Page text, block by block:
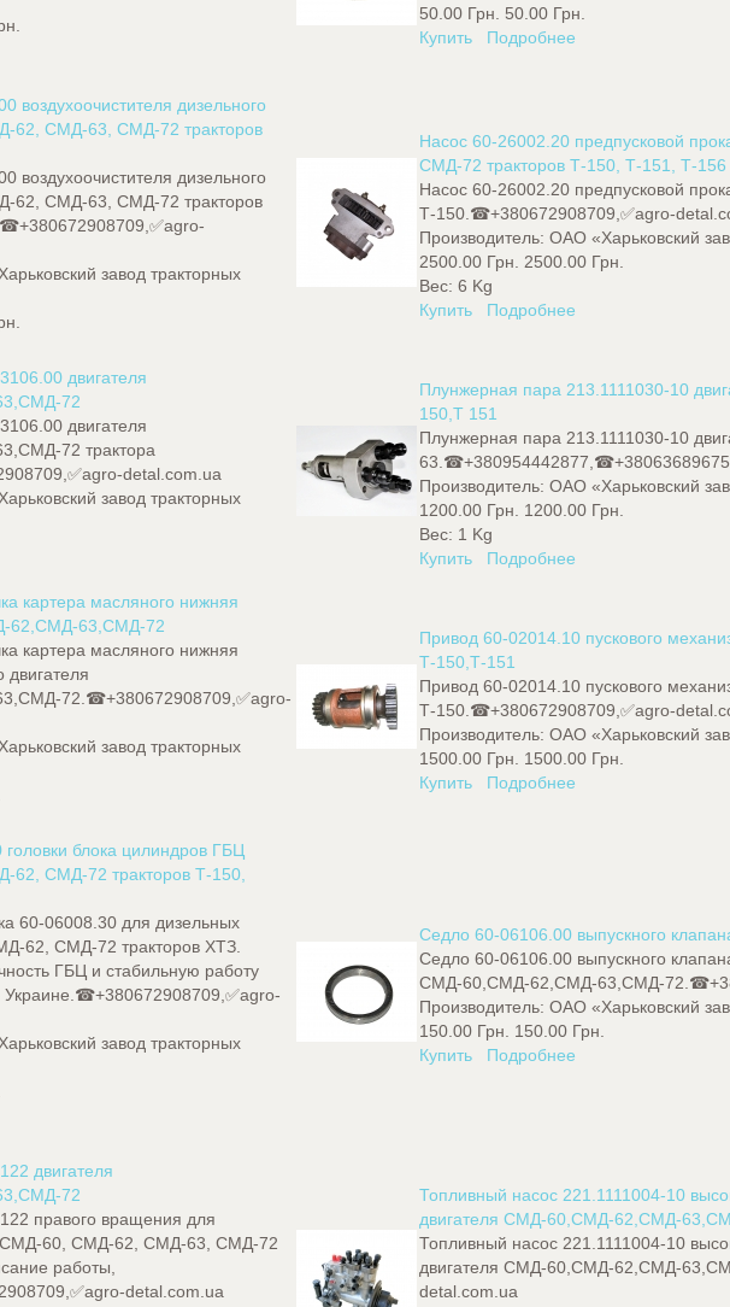
50.00 Грн.
50.00 Грн.
Купить
Подробнее
воздухоочистителя дизельного
62, СМД-63, СМД-72 тракторов
воздухоочистителя дизельного
62, СМД-63, СМД-72 тракторов
завод тракторных
Насос 60-26002.20 предпусковой
СМД-72 тракторов Т-150, Т-151, Т-156
Насос 60-26002.20 предпусковой
Т-150.☎+380672908709,✅agro-
Производитель:ОАО «Харьковский
2500.00 Грн.
2500.00 Грн.
Вес:6 Kg
Купить
Подробнее
двигателя
72
двигателя
72 трактора
detal.com.ua
завод тракторных
Плунжерная пара 213.1111030-10
150,Т 151
Плунжерная пара 213.1111030-10
Производитель:ОАО «Харьковский
1200.00 Грн.
1200.00 Грн.
Вес: 1 Kg
Купить
Подробнее
картера масляного нижняя
62,СМД-63,СМД-72
картера масляного нижняя
двигателя
72.☎+380672908709,✅agro-
завод тракторных
Привод 60-02014.10 пускового
Т-150,Т-151
Привод 60-02014.10 пускового
Т-150.☎+380672908709,✅agro-
Производитель:ОАО «Харьковский
1500.00 Грн.
1500.00 Грн.
Купить
Подробнее
блока цилиндров ГБЦ
62, СМД-72 тракторов Т-150,
60-06008.30 для дизельных
62, СМД-72 тракторов ХТЗ.
ГБЦ и стабильную работу
Украине.☎+380672908709,✅agro-
завод тракторных
Седло 60-06106.00 выпускного
Седло 60-06106.00 выпускного
СМД-60,СМД-62,СМД-63,СМД-
Производитель:ОАО «Харьковский
150.00 Грн.
150.00 Грн.
Купить
Подробнее
двигателя
72
правого вращения для
СМД-60, СМД-62, СМД-63, СМД-72
работы,
detal.com.ua
Топливный насос 221.1111004-10
двигателя СМД-60,СМД-62,СМД-
Топливный насос 221.1111004-10
двигателя СМД-60,СМД-62,СМД-
detal.com.ua